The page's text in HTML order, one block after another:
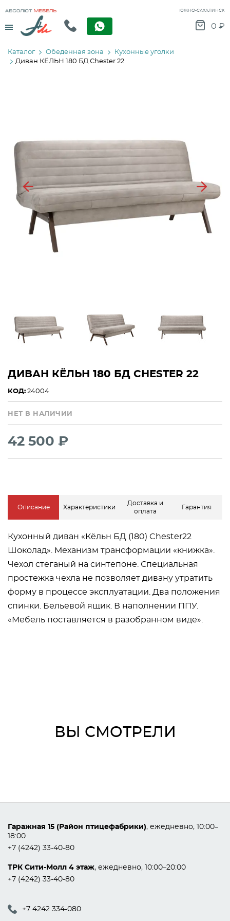
Menu
ЮЖНО-САХАЛИНСК
0 ₽
Каталог Обеденная зона
Кухонные уголки
Диван КЁЛЬН 180 БД Chester 22
Previous
ДИВАН КЁЛЬН 180 БД CHESTER 22
КОД: 24004
НЕТ В НАЛИЧИИ
42 500 ₽
Описание Характеристики
Доставка и
оплата
Гарантия
Кухонный диван «Кёльн БД (180) Chester22
Шоколад». Механизм трансформации «книжка».
Чехол стеганый на синтепоне. Специальная
простежка чехла не позволяет дивану утратить
форму в процессе эксплуатации. Два положения
спинки. Бельевой ящик. В наполнении ППУ.
«Мебель поставляется в разобранном виде».
ВЫ СМОТРЕЛИ
Гаражная 15 (Район птицефабрики), ежедневно, 10:00–
18:00
+7 (4242) 33-40-80
ТРК Сити-Молл 4 этаж, ежедневно, 10:00–20:00
+7 (4242) 33-40-80
+7 4242 334-080